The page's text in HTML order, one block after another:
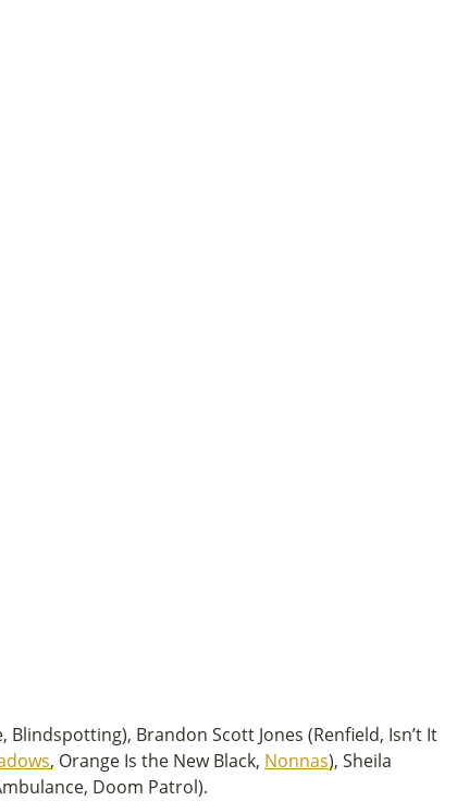
Blindspotting), Brandon Scott Jones (Renfield, Isn’t It
, Orange Is the New Black, Nonnas), Sheila
Doom Patrol).